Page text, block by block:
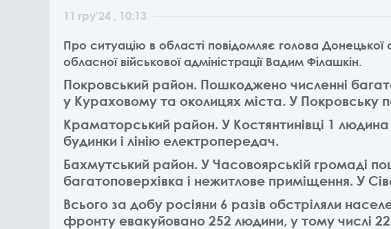
11 гру'24 , 10:13
Про ситуацію в області повідомляє голова Донецької
обласної військової адміністрації Вадим Філашкін.
Покровський район. Пошкоджено численні
у Кураховому та околицях міста. У Покровську
Краматорський район. У Костянтинівці 1
будинки і лінію електропередач.
Бахмутський район. У Часовоярській громаді
багатоповерхівка і нежитлове приміщення. У
Всього за добу росіяни 6 разів обстріляли
фронту евакуйовано 252 людини, у тому числі